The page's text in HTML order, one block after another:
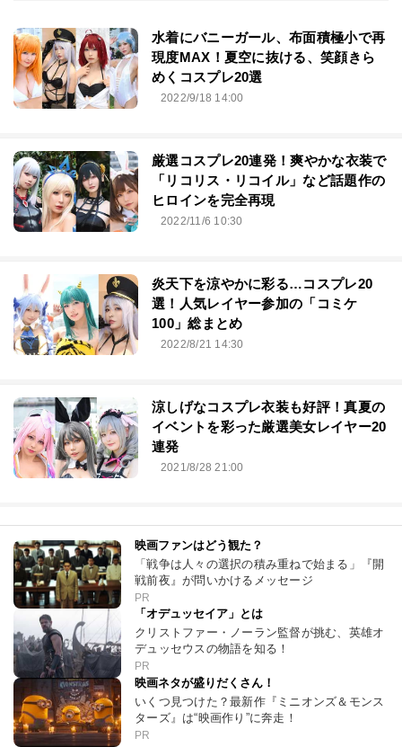
水着にバニーガール、布面積極小で再
現度MAX！夏空に抜ける、笑顔きら
めくコスプレ20選
2022/9/18 14:00
厳選コスプレ20連発！爽やかな衣装で
「リコリス・リコイル」など話題作の
ヒロインを完全再現
2022/11/6 10:30
炎天下を涼やかに彩る…コスプレ20
選！人気レイヤー参加の「コミケ
100」総まとめ
2022/8/21 14:30
涼しげなコスプレ衣装も好評！真夏の
イベントを彩った厳選美女レイヤー20
連発
2021/8/28 21:00
映画ファンはどう観た？
「戦争は人々の選択の積み重ねで始まる」『開
戦前夜』が問いかけるメッセージ
PR
「オデュッセイア」とは
クリストファー・ノーラン監督が挑む、英雄オ
デュッセウスの物語を知る！
PR
映画ネタが盛りだくさん！
いくつ見つけた？最新作『ミニオンズ＆モンス
ターズ』は“映画作り”に奔走！
PR